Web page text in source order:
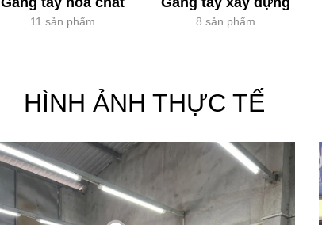
11 sản phẩm 8 sản phẩm
HÌNH ẢNH THỰC TẾ